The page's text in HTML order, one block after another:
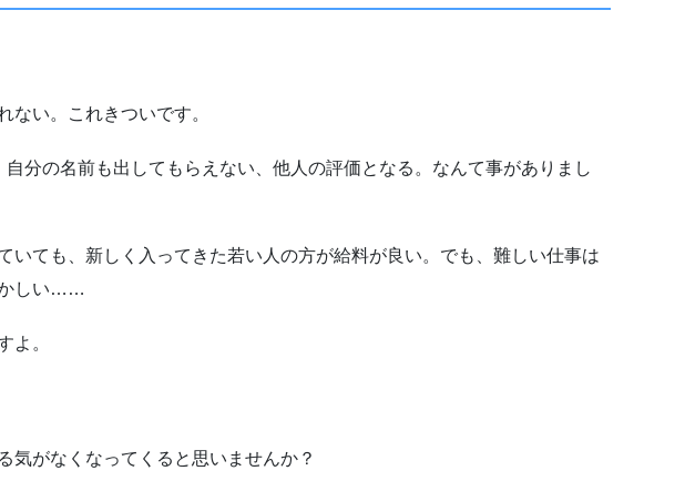
ない。これきついです。
分の名前も出してもらえない、他人の評価となる。なんて事がありまし
いても、新しく入ってきた若い人の方が給料が良い。でも、難しい仕事は
かしい……
よ。
気がなくなってくると思いませんか？